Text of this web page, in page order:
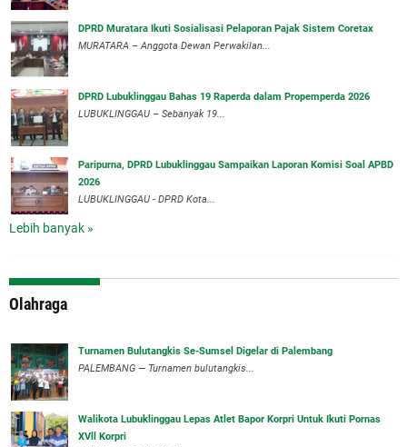
DPRD Muratara Ikuti Sosialisasi Pelaporan Pajak Sistem Coretax
MURATARA – Anggota Dewan Perwakilan...
DPRD Lubuklinggau Bahas 19 Raperda dalam Propemperda 2026
LUBUKLINGGAU – Sebanyak 19...
Paripurna, DPRD Lubuklinggau Sampaikan Laporan Komisi Soal APBD
2026
LUBUKLINGGAU - DPRD Kota...
Lebih banyak »
Olahraga
Turnamen Bulutangkis Se-Sumsel Digelar di Palembang
PALEMBANG — Turnamen bulutangkis...
Walikota Lubuklinggau Lepas Atlet Bapor Korpri Untuk Ikuti Pornas
XVll Korpri